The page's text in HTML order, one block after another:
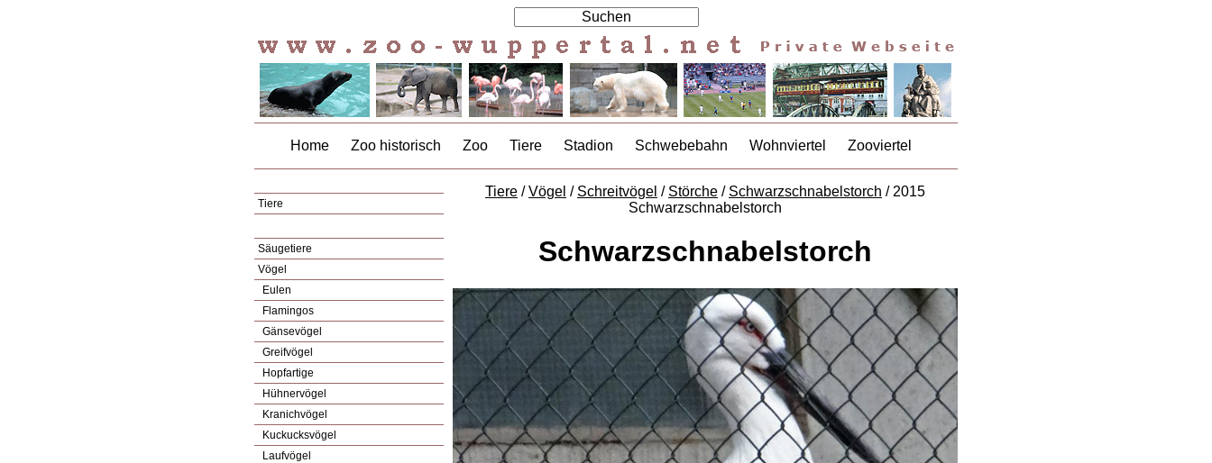
Home Zoo historisch Zoo Tiere Stadion Schwebebahn Wohnviertel Zooviertel
Tiere
Säugetiere
Vögel
Eulen
Flamingos
Gänsevögel
Greifvögel
Hopfartige
Hühnervögel
Kranichvögel
Kuckucksvögel
Laufvögel
Tiere /Vögel / Schreitvögel / Störche / Schwarzschnabelstorch / 2015
Schwarzschnabelstorch
Schwarzschnabelstorch